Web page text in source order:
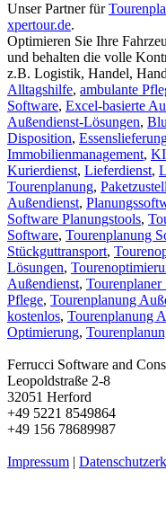
Unser Partner für
xpertour.de.
Optimieren Sie Ihre
und behalten die volle
z.B. Logistik, Handel,
Alltagshilfe, ambulante
Software, Excel-basierte
Außendienst-Lösungen,
Disposition,
Immobilienmanagement,
Kurierdienst, Lieferdienst,
Tourenplanung,
Außendienst,
Software Planungstools,
Software, Tourenplanung
Stückguttransport,
Lösungen,
Außendienst, Tourenplaner
Pflege, Tourenplanung
kostenlos, Tourenplanung
Optimierung,
Ferrucci Software and
Leopoldstraße 2-8
32051 Herford
+49 5221 8549864
+49 156 78689987
Impressum |